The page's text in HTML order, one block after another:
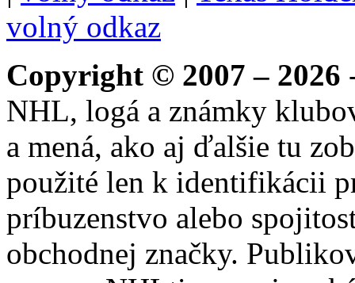
volný odkaz
Copyright © 2007 – 2026
NHL, logá a známky
a mená, ako aj ďalšie tu
použité len k identifikácii
príbuzenstvo alebo
obchodnej značky.